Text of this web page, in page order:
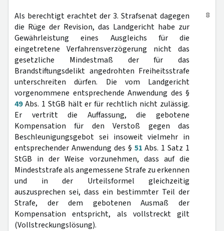
8
Als berechtigt erachtet der 3. Strafsenat dagegen
die Rüge der Revision, das Landgericht habe zur
Gewährleistung eines Ausgleichs für die
eingetretene Verfahrensverzögerung nicht das
gesetzliche Mindestmaß der für das
Brandstiftungsdelikt angedrohten Freiheitsstrafe
unterschreiten dürfen. Die vom Landgericht
vorgenommene entsprechende Anwendung des §
49Abs. 1 StGB hält er für rechtlich nicht zulässig.
Er vertritt die Auffassung, die gebotene
Kompensation für den Verstoß gegen das
Beschleunigungsgebot sei insoweit vielmehr in
entsprechender Anwendung des § 51 Abs. 1 Satz 1
StGB in der Weise vorzunehmen, dass auf die
Mindeststrafe als angemessene Strafe zu erkennen
und in der Urteilsformel gleichzeitig
auszusprechen sei, dass ein bestimmter Teil der
Strafe, der dem gebotenen Ausmaß der
Kompensation entspricht, als vollstreckt gilt
(Vollstreckungslösung).